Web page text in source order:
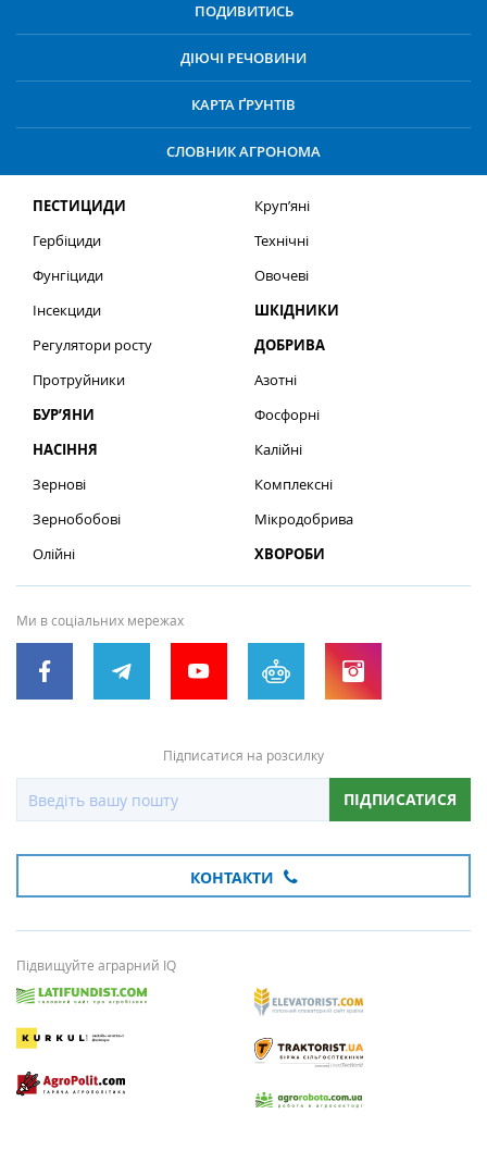
ПОДИВИТИСЬ
ДІЮЧІ РЕЧОВИНИ
КАРТА ҐРУНТІВ
СЛОВНИК АГРОНОМА
ПЕСТИЦИДИ
Гербіциди
Фунгіциди
Інсекциди
Регулятори росту
Протруйники
БУР’ЯНИ
НАСІННЯ
Зернові
Зернобобові
Олійні
Круп’яні
Технічні
Овочеві
ШКІДНИКИ
ДОБРИВА
Азотні
Фосфорні
Калійні
Комплексні
Мікродобрива
ХВОРОБИ
Ми в соціальних мережах
Підписатися на розсилку
ПІДПИСАТИСЯ
КОНТАКТИ
Підвищуйте аграрний IQ